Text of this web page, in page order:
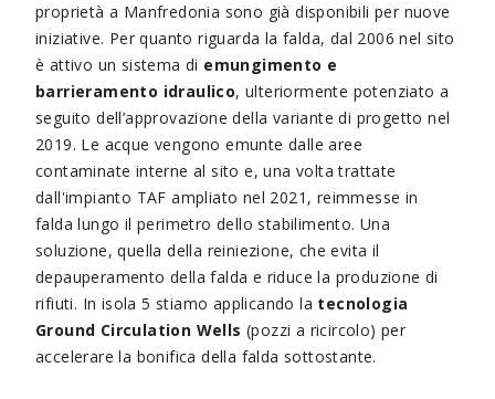
proprietà a Manfredonia sono già disponibili per nuove
iniziative. Per quanto riguarda la falda, dal 2006 nel sito
è attivo un sistema di emungimento e
barrieramento idraulico, ulteriormente potenziato a
seguito dell’approvazione della variante di progetto nel
2019. Le acque vengono emunte dalle aree
contaminate interne al sito e, una volta trattate
dall'impianto TAF ampliato nel 2021, reimmesse in
falda lungo il perimetro dello stabilimento. Una
soluzione, quella della reiniezione, che evita il
depauperamento della falda e riduce la produzione di
rifiuti. In isola 5 stiamo applicando la tecnologia
Ground Circulation Wells (pozzi a ricircolo) per
accelerare la bonifica della falda sottostante.